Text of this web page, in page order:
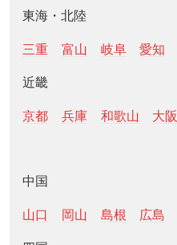
東海・北陸
三重 富山 岐阜 愛知
近畿
京都 兵庫 和歌山 大阪
中国
山口 岡山 島根 広島